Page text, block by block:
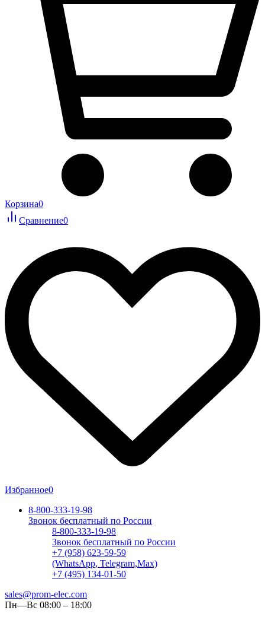
Корзина0
Сравнение0
Избранное0
8-800-333-19-98
Звонок бесплатный по России
8-800-333-19-98
Звонок бесплатный по России
+7 (958) 623-59-59
(WhatsApp, Telegram,Max)
+7 (495) 134-01-50
sales@prom-elec.com
Пн—Вс 08:00 – 18:00